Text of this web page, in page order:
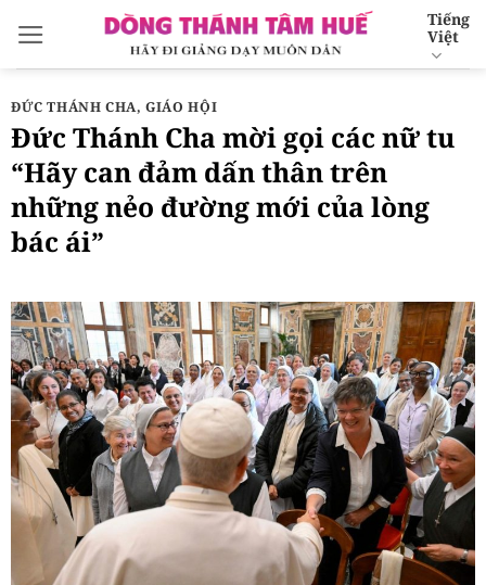
qua
nội
dung
Tiếng
Việt
ĐỨC THÁNH CHA,GIÁO HỘI
Đức Thánh Cha mời gọi các nữ tu
“Hãy can đảm dấn thân trên
những nẻo đường mới của lòng
bác ái”